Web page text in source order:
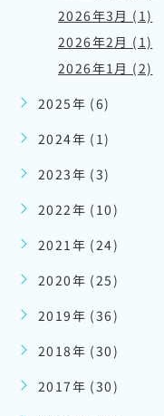
2026年3月 (1)
2026年2月 (1)
2026年1月 (2)
2025年 (6)
2024年 (1)
2023年 (3)
2022年 (10)
2021年 (24)
2020年 (25)
2019年 (36)
2018年 (30)
2017年 (30)